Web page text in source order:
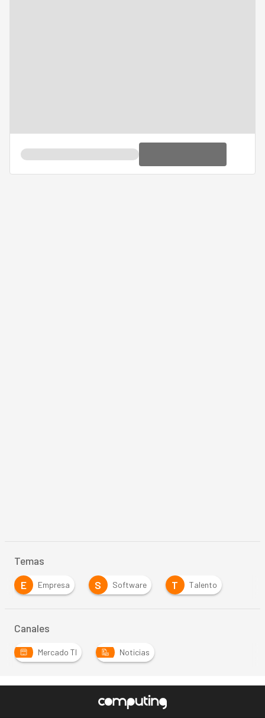
Temas
E
Empresa S Software T Talento
Canales
Mercado TI Noticias